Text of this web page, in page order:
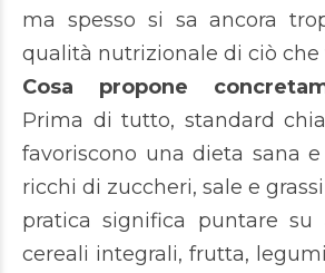
ma spesso si sa ancora
qualità nutrizionale di ciò che
Cosa propone
Prima di tutto, standard
favoriscono una dieta sana
ricchi di zuccheri, sale e
pratica significa puntare su
cereali integrali, frutta,